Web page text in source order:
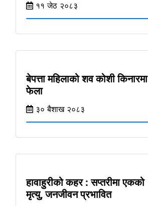
११ जेठ २०८३
बेपत्ता महिलाको शव कोशी किनारमा
फेला
३० ब‌ैशाख २०८३
हावाहुरीको कहर : सप्तरीमा एकको
मृत्यु, जनजीवन प्रभावित